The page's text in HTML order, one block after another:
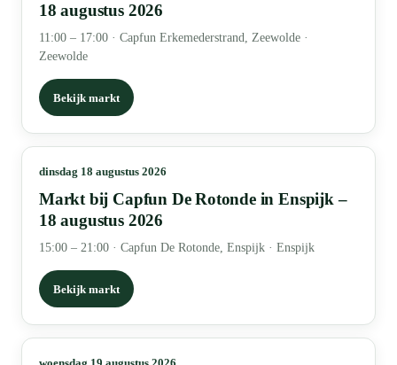
18 augustus 2026
11:00 – 17:00 · Capfun Erkemederstrand, Zeewolde ·
Zeewolde
Bekijk markt
dinsdag 18 augustus 2026
Markt bij Capfun De Rotonde in Enspijk –
18 augustus 2026
15:00 – 21:00 · Capfun De Rotonde, Enspijk · Enspijk
Bekijk markt